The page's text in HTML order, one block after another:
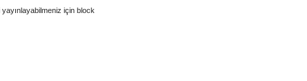
için block